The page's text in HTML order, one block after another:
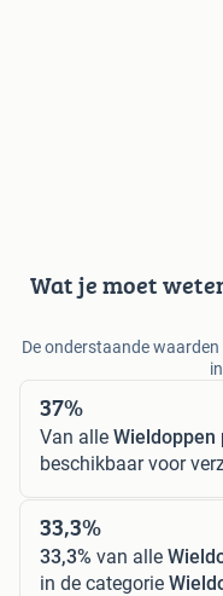
Wat je moet
De onderstaande
37%
Van alle Wieldoppen
beschikbaar voor
33,3%
33,3% van alle
in de categorie